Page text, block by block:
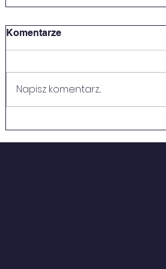
SUKCESY
Komentarze
Napisz komentarz...